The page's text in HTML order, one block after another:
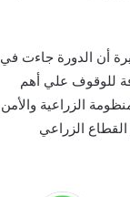
أن الدورة جاءت في
للوقوف علي أهم
الزراعية والأمن
القطاع الزراعي